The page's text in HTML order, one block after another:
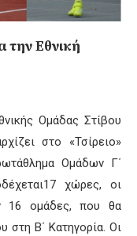
την Εθνική
Ομάδας Στίβου
στο «Τσίρειο»
Ομάδων Γ΄
χώρες, οι
16 ομάδες, που θα
στη Β΄ Κατηγορία. Οι